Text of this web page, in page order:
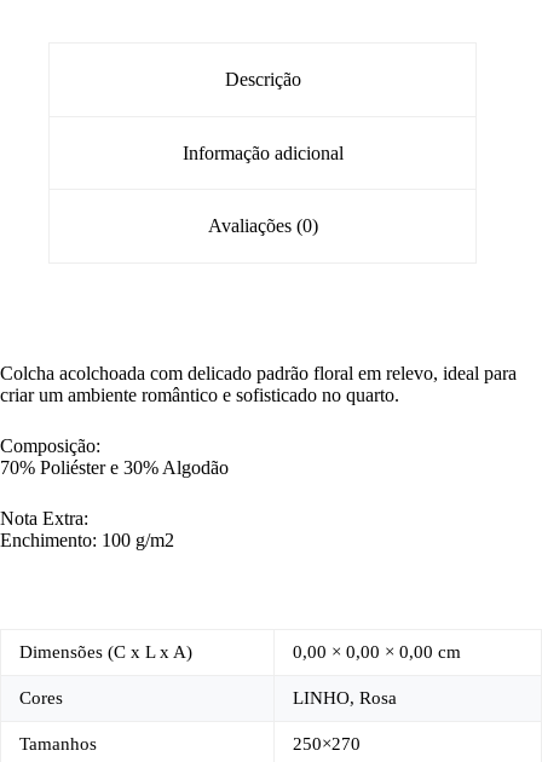
Descrição
Informação adicional
Avaliações (0)
Colcha acolchoada com delicado padrão floral em relevo, ideal para
criar um ambiente romântico e sofisticado no quarto.
Composição:
70% Poliéster e 30% Algodão
Nota Extra:
Enchimento: 100 g/m2
Dimensões (C x L x A) 0,00 × 0,00 × 0,00 cm
Cores LINHO, Rosa
Tamanhos 250×270